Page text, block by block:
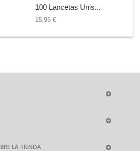
100 Lancetas Unis...
15,95 €
LA TIENDA